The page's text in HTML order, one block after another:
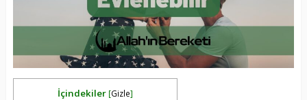
İçindekiler [Gizle]